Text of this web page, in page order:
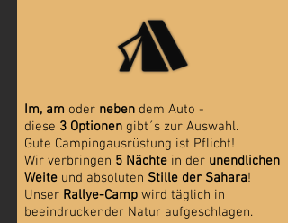
Im, am oder neben dem Auto -
diese 3 Optionen gibt´s zur Auswahl.
Gute Campingausrüstung ist Pflicht!
Wir verbringen 5 Nächtein der unendlichen
Weiteund absoluten Stille der Sahara!
Unser Rallye-Campwird täglich in
beeindruckender Natur aufgeschlagen.